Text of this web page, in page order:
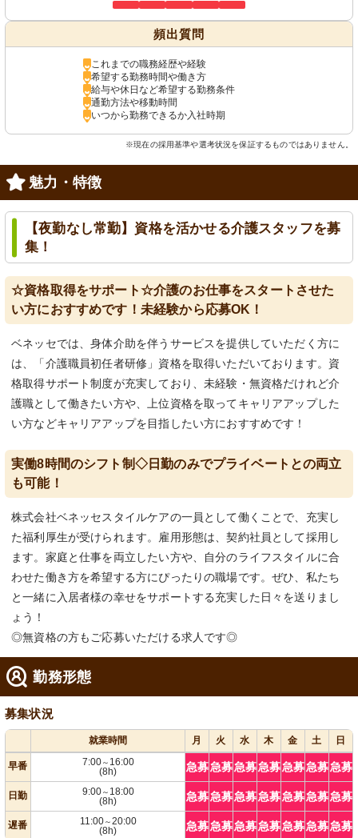
頻出質問
これまでの職務経歴や経験
希望する勤務時間や働き方
給与や休日など希望する勤務条件
通勤方法や移動時間
いつから勤務できるか入社時期
※現在の採用基準や選考状況を保証するものではありません。
魅力・特徴
【夜勤なし常勤】資格を活かせる介護スタッフを募
集！
☆資格取得をサポート☆介護のお仕事をスタートさせた
い方におすすめです！未経験から応募OK！
ベネッセでは、身体介助を伴うサービスを提供していただく方に
は、「介護職員初任者研修」資格を取得いただいております。資
格取得サポート制度が充実しており、未経験・無資格だけれど介
護職として働きたい方や、上位資格を取ってキャリアアップした
い方などキャリアアップを目指したい方におすすめです！
実働8時間のシフト制◇日勤のみでプライベートとの両立
も可能！
株式会社ベネッセスタイルケアの一員として働くことで、充実し
た福利厚生が受けられます。雇用形態は、契約社員として採用し
ます。家庭と仕事を両立したい方や、自分のライフスタイルに合
わせた働き方を希望する方にぴったりの職場です。ぜひ、私たち
と一緒に入居者様の幸せをサポートする充実した日々を送りまし
ょう！
◎無資格の方もご応募いただける求人です◎
勤務形態
募集状況
就業時間 月 火 水 木 金 土 日
早番 7:00～ 16:00
(8h)
急募急募急募急募急募急募急募
日勤 9:00～ 18:00
(8h)
急募急募急募急募急募急募急募
遅番 11:00～20:00
(8h)
急募急募急募急募急募急募急募